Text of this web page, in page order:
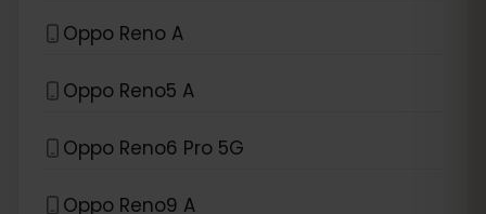
Oppo Reno A
Oppo Reno5 A
Oppo Reno6 Pro 5G
Oppo Reno9 A